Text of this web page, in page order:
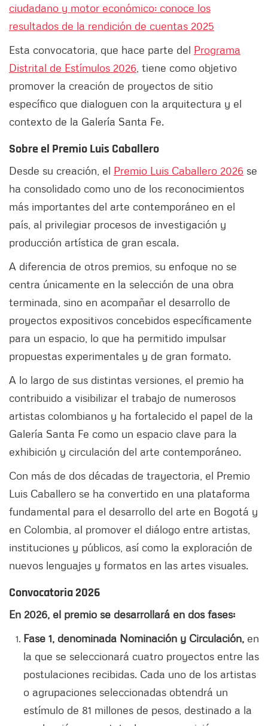
ciudadano y motor económico: conoce los
resultados de la rendición de cuentas 2025
Esta convocatoria, que hace parte del Programa
Distrital de Estímulos 2026 , tiene como objetivo
promover la creación de proyectos de sitio
específico que dialoguen con la arquitectura y el
contexto de la Galería Santa Fe.
Sobre el Premio Luis Caballero
Desde su creación, el Premio Luis Caballero 2026 se
ha consolidado como uno de los reconocimientos
más importantes del arte contemporáneo en el
país, al privilegiar procesos de investigación y
producción artística de gran escala.
A diferencia de otros premios, su enfoque no se
centra únicamente en la selección de una obra
terminada, sino en acompañar el desarrollo de
proyectos expositivos concebidos específicamente
para un espacio, lo que ha permitido impulsar
propuestas experimentales y de gran formato.
A lo largo de sus distintas versiones, el premio ha
contribuido a visibilizar el trabajo de numerosos
artistas colombianos y ha fortalecido el papel de la
Galería Santa Fe como un espacio clave para la
exhibición y circulación del arte contemporáneo.
Con más de dos décadas de trayectoria, el Premio
Luis Caballero se ha convertido en una plataforma
fundamental para el desarrollo del arte en Bogotá y
en Colombia, al promover el diálogo entre artistas,
instituciones y públicos, así como la exploración de
nuevos lenguajes y formatos en las artes visuales.
Convocatoria 2026
En 2026, el premio se desarrollará en dos fases:
Fase 1, denominada Nominación y Circulación, en
la que se seleccionará cuatro proyectos entre las
postulaciones recibidas. Cada uno de los artistas
o agrupaciones seleccionadas obtendrá un
estímulo de 81 millones de pesos, destinado a la